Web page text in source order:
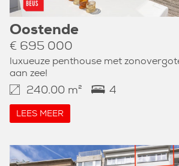
Oostende
€ 695 000
luxueuze penthouse met
aan zee!
240.00 m² 4
LEES MEER